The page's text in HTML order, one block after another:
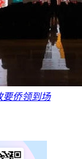
要侨领到场